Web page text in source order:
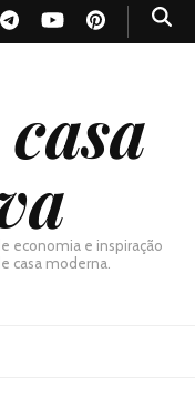
economia e inspiração
casa moderna.